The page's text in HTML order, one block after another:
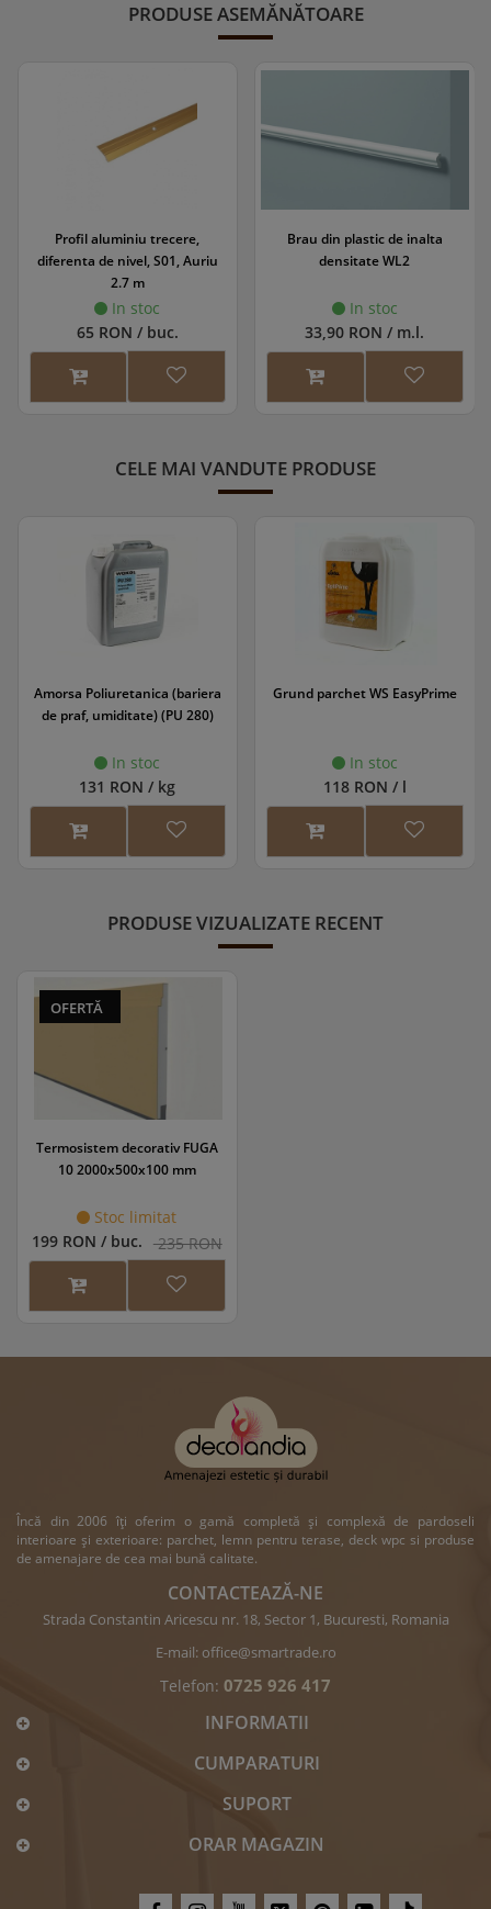
PRODUSE ASEMĂNĂTOARE
Profil aluminiu trecere,
diferenta de nivel, S01, Auriu
2.7 m
In stoc
65 RON / buc.
Brau din plastic de inalta
densitate WL2
In stoc
33,90 RON / m.l.
CELE MAI VANDUTE PRODUSE
Amorsa Poliuretanica (bariera
de praf, umiditate) (PU 280)
In stoc
131 RON / kg
Grund parchet WS EasyPrime
In stoc
118 RON / l
PRODUSE VIZUALIZATE RECENT
OFERTĂ
Termosistem decorativ FUGA
10 2000x500x100 mm
Stoc limitat
199 RON / buc. 235 RON
Încă din 2006 îți oferim o gamă completă și complexă de pardoseli
interioare și exterioare: parchet, lemn pentru terase, deck wpc si produse
de amenajare de cea mai bună calitate.
CONTACTEAZĂ-NE
Strada Constantin Aricescu nr. 18, Sector 1, Bucuresti, Romania
E-mail: office@smartrade.ro
Telefon: 0725 926 417
INFORMATII
CUMPARATURI
SUPORT
ORAR MAGAZIN